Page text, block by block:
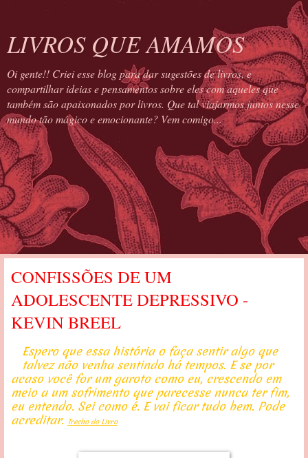
LIVROS QUE AMAMOS
Oi gente!! Criei esse blog para dar sugestões de livros, e
compartilhar ideias e pensamentos sobre eles com aqueles que
também são apaixonados por livros. Que tal viajarmos juntos nesse
mundo tão mágico e emocionante? Vem comigo...
CONFISSÕES DE UM
ADOLESCENTE DEPRESSIVO -
KEVIN BREEL
Espero que essa história o faça sentir algo que
talvez não venha sentindo há tempos. E se por
acaso você for um garoto como eu, crescendo em
meio a um sofrimento que parecesse nunca ter fim,
eu entendo. Sei como é. E vai ficar tudo bem. Pode
acreditar. Trecho do Livro